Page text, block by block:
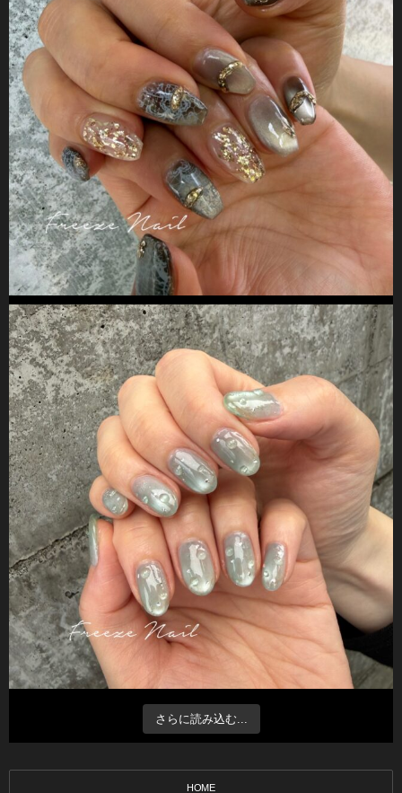
さらに読み込む...
HOME